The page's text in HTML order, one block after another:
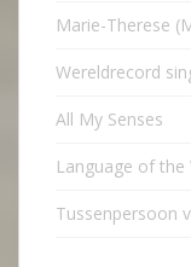
Marie-Therese
Wereldrecord
All My Senses
Language of
Tussenpersoon